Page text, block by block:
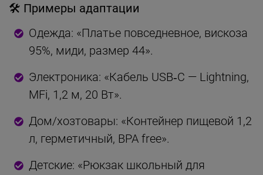
🛠 Примеры адаптации
Одежда: «Платье повседневное, вискоза
95%, миди, размер 44».
Электроника: «Кабель USB‑C — Lightning,
MFi, 1,2 м, 20 Вт».
Дом/хозтовары: «Контейнер пищевой 1,2
л, герметичный, BPA free».
Детские: «Рюкзак школьный для